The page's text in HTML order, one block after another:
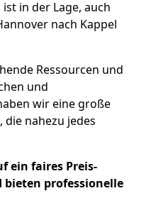
in der Lage, auch
nach Kappel
Ressourcen und
und
wir eine große
nahezu jedes
ein faires Preis-
professionelle